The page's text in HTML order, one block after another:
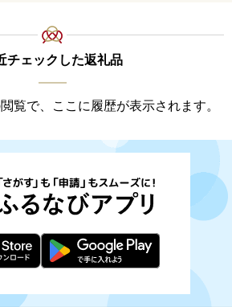
チェックした返礼品
覧で、ここに履歴が表示されます。